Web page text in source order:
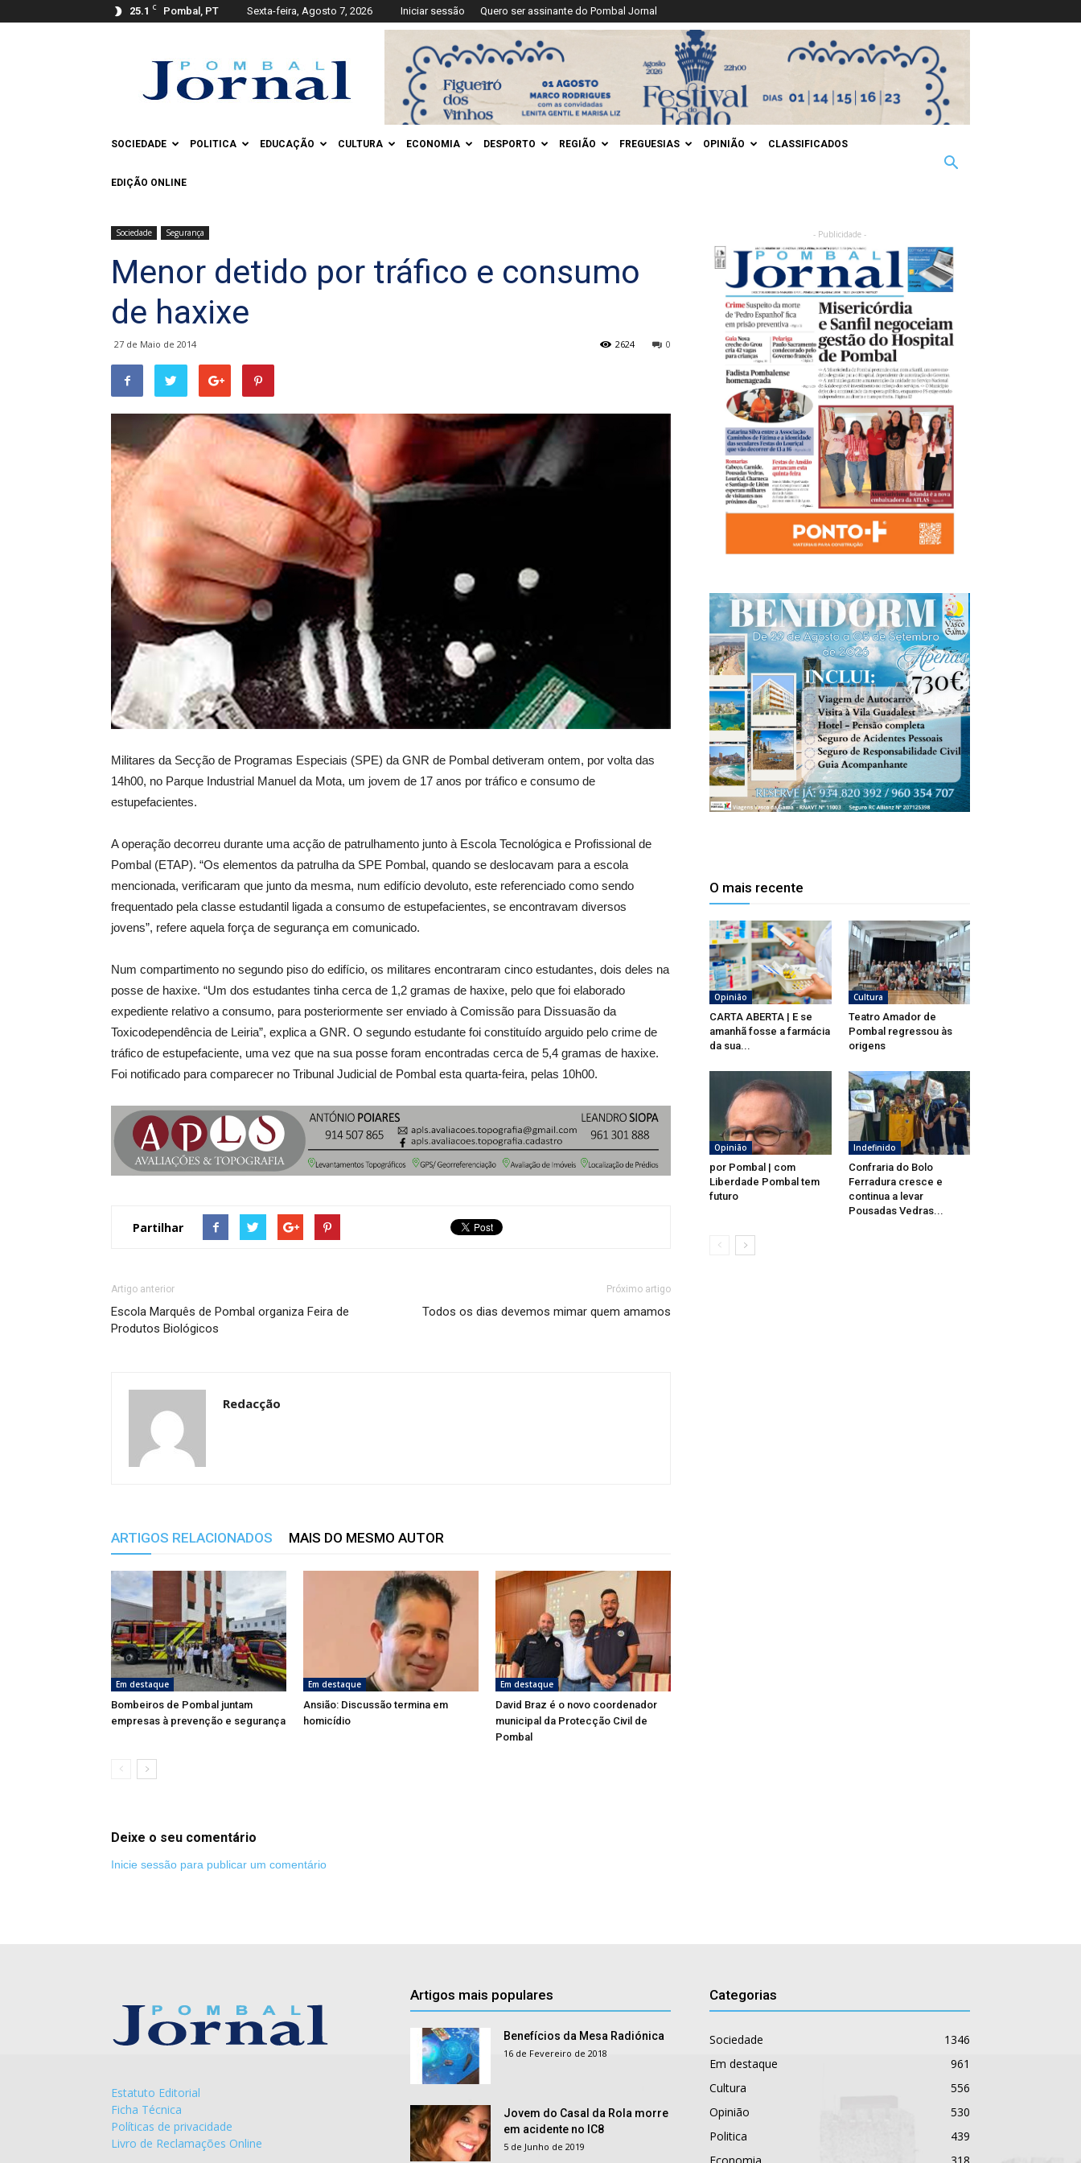
25.1 C Pombal, PT Sexta-feira, Agosto 7, 2026 Iniciar sessão Quero ser assinante do Pombal Jornal
Jornal
SOCIEDADE POLITICA EDUCAÇÃO CULTURA ECONOMIA DESPORTO REGIÃO FREGUESIAS OPINIÃO CLASSIFICADOS
EDIÇÃO ONLINE
Sociedade Segurança
Menor detido por tráfico e consumo
de haxixe
27 de Maio de 2014 0
2624
Militares da Secção de Programas Especiais (SPE) da GNR de Pombal detiveram ontem, por volta das
14h00, no Parque Industrial Manuel da Mota, um jovem de 17 anos por tráfico e consumo de
estupefacientes.
A operação decorreu durante uma acção de patrulhamento junto à Escola Tecnológica e Profissional de
Pombal (ETAP). “Os elementos da patrulha da SPE Pombal, quando se deslocavam para a escola
mencionada, verificaram que junto da mesma, num edifício devoluto, este referenciado como sendo
frequentado pela classe estudantil ligada a consumo de estupefacientes, se encontravam diversos
jovens”, refere aquela força de segurança em comunicado.
Num compartimento no segundo piso do edifício, os militares encontraram cinco estudantes, dois deles na
posse de haxixe. “Um dos estudantes tinha cerca de 1,2 gramas de haxixe, pelo que foi elaborado
expediente relativo a consumo, para posteriormente ser enviado à Comissão para Dissuasão da
Toxicodependência de Leiria”, explica a GNR. O segundo estudante foi constituído arguido pelo crime de
tráfico de estupefaciente, uma vez que na sua posse foram encontradas cerca de 5,4 gramas de haxixe.
Foi notificado para comparecer no Tribunal Judicial de Pombal esta quarta-feira, pelas 10h00.
Partilhar
Artigo anterior
Escola Marquês de Pombal organiza Feira de
Produtos Biológicos
Próximo artigo
Todos os dias devemos mimar quem amamos
Redacção
ARTIGOS RELACIONADOS MAIS DO MESMO AUTOR
Em destaque
Bombeiros de Pombal juntam
empresas à prevenção e segurança
Em destaque
Ansião: Discussão termina em
homicídio
Em destaque
David Braz é o novo coordenador
municipal da Protecção Civil de
Pombal
Deixe o seu comentário
Inicie sessão para publicar um comentário
- Publicidade -
O mais recente
Opinião
CARTA ABERTA | E se
amanhã fosse a farmácia
da sua...
Cultura
Teatro Amador de
Pombal regressou às
origens
Opinião
por Pombal | com
Liberdade Pombal tem
futuro
Indefinido
Confraria do Bolo
Ferradura cresce e
continua a levar
Pousadas Vedras...
Estatuto Editorial
Ficha Técnica
Políticas de privacidade
Livro de Reclamações Online
Artigos mais populares
Benefícios da Mesa Radiónica
16 de Fevereiro de 2018
Jovem do Casal da Rola morre
em acidente no IC8
5 de Junho de 2019
Categorias
Sociedade
1346
Em destaque
961
Cultura
556
Opinião
530
Politica
439